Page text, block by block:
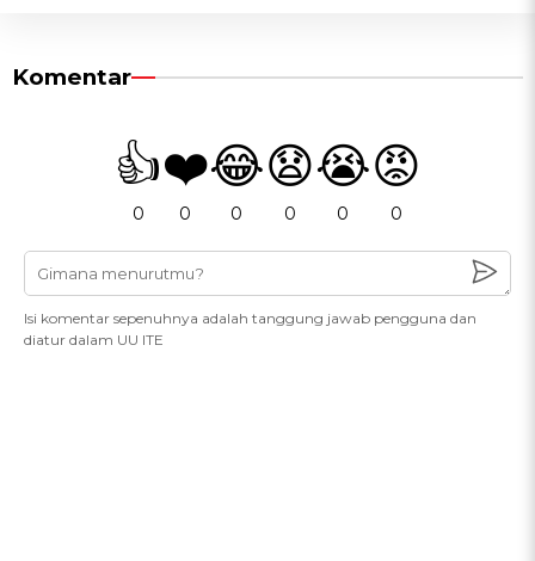
Komentar
👍
0
❤️
0
😂
0
😧
0
😭
0
😡
0
Isi komentar sepenuhnya adalah tanggung jawab pengguna dan
diatur dalam UU ITE